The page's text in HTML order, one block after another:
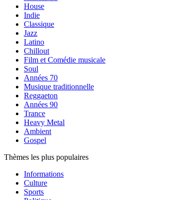
House
Indie
Classique
Jazz
Latino
Chillout
Film et Comédie musicale
Soul
Années 70
Musique traditionnelle
Reggaeton
Années 90
Trance
Heavy Metal
Ambient
Gospel
Thèmes les plus populaires
Informations
Culture
Sports